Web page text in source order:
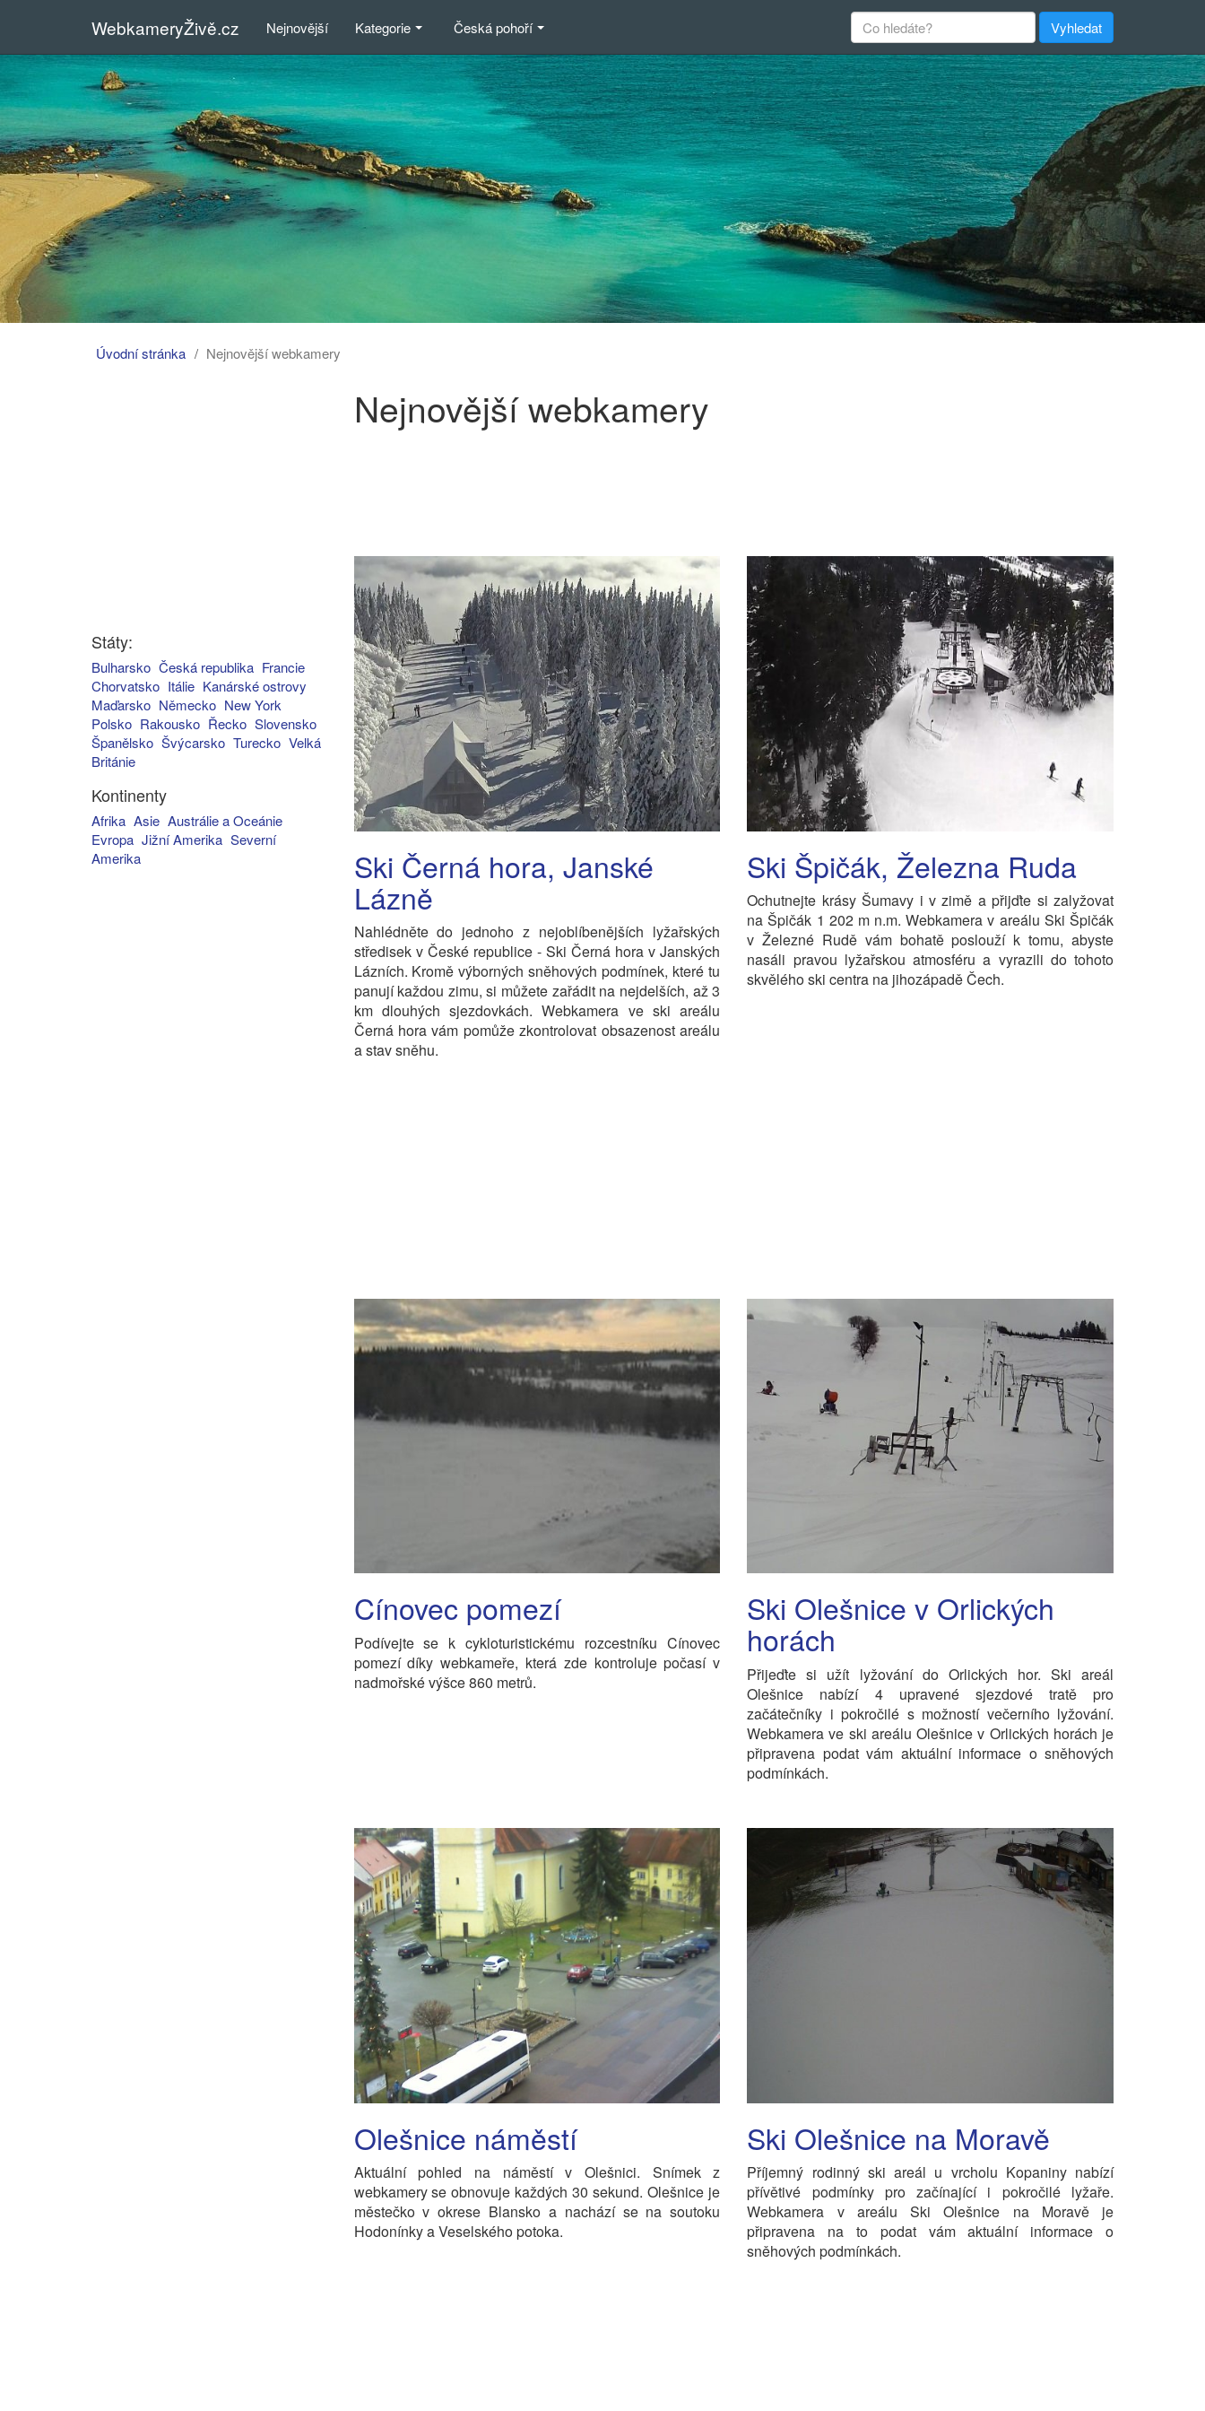
WebkameryŽivě.cz Nejnovější Kategorie Česká pohoří
Úvodní stránka Nejnovější webkamery
Státy:
Bulharsko Česká republika Francie
Chorvatsko Itálie Kanárské ostrovy
Maďarsko Německo New York
Polsko Rakousko Řecko Slovensko
Španělsko Švýcarsko Turecko Velká
Británie
Kontinenty
Afrika Asie Austrálie a Oceánie
Evropa Jižní Amerika Severní
Amerika
Nejnovější webkamery
Ski Černá hora, Janské
Lázně
Nahlédněte do jednoho z nejoblíbenějších lyžařských
středisek v České republice - Ski Černá hora v Janských
Lázních. Kromě výborných sněhových podmínek, které tu
panují každou zimu, si můžete zařádit na nejdelších, až 3
km dlouhých sjezdovkách. Webkamera ve ski areálu
Černá hora vám pomůže zkontrolovat obsazenost areálu
a stav sněhu.
Ski Špičák, Železna Ruda
Ochutnejte krásy Šumavy i v zimě a přijďte si zalyžovat
na Špičák 1 202 m n.m. Webkamera v areálu Ski Špičák
v Železné Rudě vám bohatě poslouží k tomu, abyste
nasáli pravou lyžařskou atmosféru a vyrazili do tohoto
skvělého ski centra na jihozápadě Čech.
Cínovec pomezí
Podívejte se k cykloturistickému rozcestníku Cínovec
pomezí díky webkameře, která zde kontroluje počasí v
nadmořské výšce 860 metrů.
Ski Olešnice v Orlických
horách
Přijeďte si užít lyžování do Orlických hor. Ski areál
Olešnice nabízí 4 upravené sjezdové tratě pro
začátečníky i pokročilé s možností večerního lyžování.
Webkamera ve ski areálu Olešnice v Orlických horách je
připravena podat vám aktuální informace o sněhových
podmínkách.
Olešnice náměstí
Aktuální pohled na náměstí v Olešnici. Snímek z
webkamery se obnovuje každých 30 sekund. Olešnice je
městečko v okrese Blansko a nachází se na soutoku
Hodonínky a Veselského potoka.
Ski Olešnice na Moravě
Příjemný rodinný ski areál u vrcholu Kopaniny nabízí
přívětivé podmínky pro začínající i pokročilé lyžaře.
Webkamera v areálu Ski Olešnice na Moravě je
připravena na to podat vám aktuální informace o
sněhových podmínkách.